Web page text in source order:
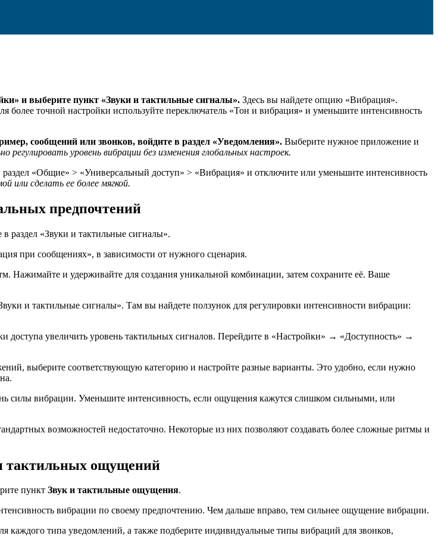
и выберите пункт «Звуки и тактильные сигналы». Здесь вы найдете опцию «Вибрация».
более точной настройки используйте переключатель «Тон и вибрация» и уменьшите интенсивность
сообщений или звонков, войдите в раздел «Уведомления». Выберите нужное приложение и
регулировать уровень вибрации без изменения глобальных настроек.
раздел «Общие» > «Универсальный доступ» > «Вибрация» и отключите или уменьшите интенсивность
или сделать ее более мягкой.
предпочтений
раздел «Звуки и тактильные сигналы».
при сообщениях», в зависимости от нужного сценария.
и удерживайте для создания уникальной комбинации, затем сохраните её. Ваше
и тактильные сигналы». Там вы найдете ползунок для регулировки интенсивности вибрации:
доступа увеличить уровень тактильных сигналов. Перейдите в «Настройки» → «Доступность» →
выберите соответствующую категорию и настройте разные варианты. Это удобно, если нужно
силы вибрации. Уменьшите интенсивность, если ощущения кажутся слишком сильными, или
возможностей недостаточно. Некоторые из них позволяют создавать более сложные ритмы и
тактильных ощущений
пункт Звук и тактильные ощущения.
вибрации по своему предпочтению. Чем дальше вправо, тем сильнее ощущение вибрации.
каждого типа уведомлений, а также подберите индивидуальные типы вибраций для звонков,